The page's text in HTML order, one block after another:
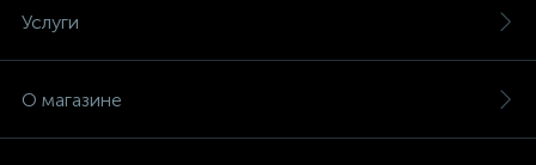
Услуги
О магазине